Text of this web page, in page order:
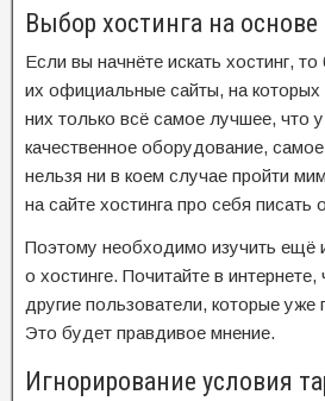
Выбор хостинга на
Если вы начнёте искать хостинг,
их официальные сайты, на которых
них только всё самое лучшее, что
качественное оборудование,
нельзя ни в коем случае пройти
на сайте хостинга про себя писать
Поэтому необходимо изучить ещё
о хостинге. Почитайте в
другие пользователи, которые уже
Это будет правдивое мнение.
Игнорирование условия